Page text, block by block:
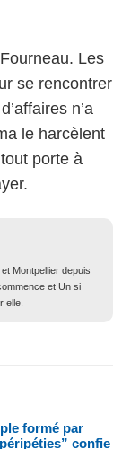
Les
se rencontrer
n’a
le harcèlent
porte à
Montpellier depuis
et Un si
elle.
formé par
confie